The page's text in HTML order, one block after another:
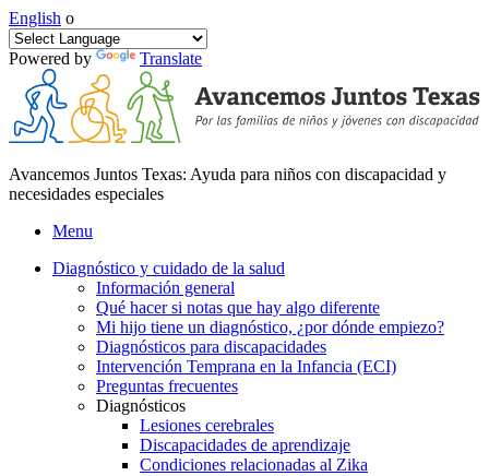
English o
Powered by Translate
Avancemos Juntos Texas: Ayuda para niños con discapacidad y
necesidades especiales
Menu
Diagnóstico y cuidado de la salud
Información general
Qué hacer si notas que hay algo diferente
Mi hijo tiene un diagnóstico, ¿por dónde empiezo?
Diagnósticos para discapacidades
Intervención Temprana en la Infancia (ECI)
Preguntas frecuentes
Diagnósticos
Lesiones cerebrales
Discapacidades de aprendizaje
Condiciones relacionadas al Zika